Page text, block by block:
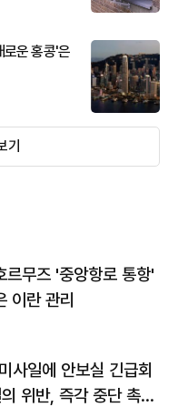
로운 홍콩'은
기
르무즈 '중앙항로 통항'
이란 관리
사일에 안보실 긴급회
위반, 즉각 중단 촉